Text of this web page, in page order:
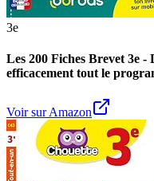
3e
Les 200 Fiches Brevet 3e -
efficacement tout le
Voir sur Amazon